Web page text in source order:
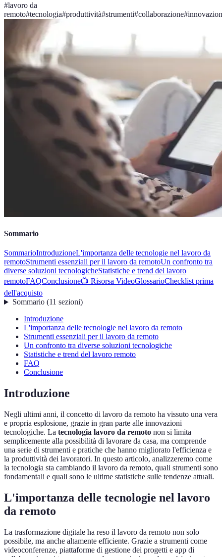
#lavoro da
remoto#tecnologia#produttività#strumenti#collaborazione#
Sommario
SommarioIntroduzioneL'importanza delle tecnologie nel lavoro da
remotoStrumenti essenziali per il lavoro da remotoUn confronto tra
diverse soluzioni tecnologicheStatistiche e trend del lavoro
remotoFAQConclusione📺 Risorsa VideoGlossarioChecklist prima
dell'acquisto
Sommario(11 sezioni)
Introduzione
L'importanza delle tecnologie nel lavoro da remoto
Strumenti essenziali per il lavoro da remoto
Un confronto tra diverse soluzioni tecnologiche
Statistiche e trend del lavoro remoto
FAQ
Conclusione
Introduzione
Negli ultimi anni, il concetto di lavoro da remoto ha vissuto una vera
e propria esplosione, grazie in gran parte alle innovazioni
tecnologiche. La tecnologia lavoro da remoto non si limita
semplicemente alla possibilità di lavorare da casa, ma comprende
una serie di strumenti e pratiche che hanno migliorato l'efficienza e
la produttività dei lavoratori. In questo articolo, analizzeremo come
la tecnologia sta cambiando il lavoro da remoto, quali strumenti sono
fondamentali e quali sono le ultime statistiche sulle tendenze attuali.
L'importanza delle tecnologie nel lavoro
da remoto
La trasformazione digitale ha reso il lavoro da remoto non solo
possibile, ma anche altamente efficiente. Grazie a strumenti come
videoconferenze, piattaforme di gestione dei progetti e app di